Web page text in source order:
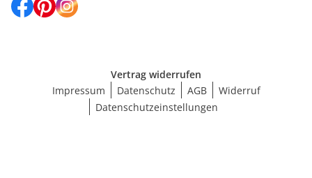
Vertrag widerrufen
Impressum
Datenschutz AGB
Widerruf
Datenschutzeinstellungen